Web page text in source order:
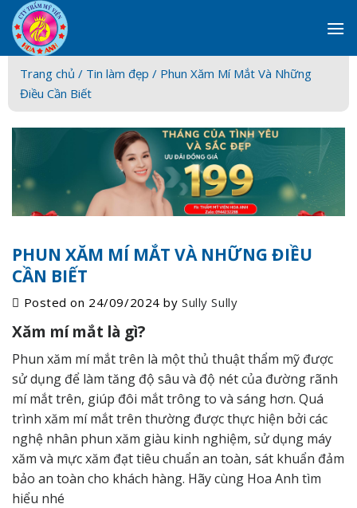
Skip
to
content
Trang chủ / Tin làm đẹp / Phun Xăm Mí Mắt Và Những
Điều Cần Biết
PHUN XĂM MÍ MẮT VÀ NHỮNG ĐIỀU
CẦN BIẾT
Posted on 24/09/2024 bySully Sully
Xăm mí mắt là gì?
Phun xăm mí mắt trên là một thủ thuật thẩm mỹ được
sử dụng để làm tăng độ sâu và độ nét của đường rãnh
mí mắt trên, giúp đôi mắt trông to và sáng hơn. Quá
trình xăm mí mắt trên thường được thực hiện bởi các
nghệ nhân phun xăm giàu kinh nghiệm, sử dụng máy
xăm và mực xăm đạt tiêu chuẩn an toàn, sát khuẩn đảm
bảo an toàn cho khách hàng. Hãy cùng Hoa Anh tìm
hiểu nhé